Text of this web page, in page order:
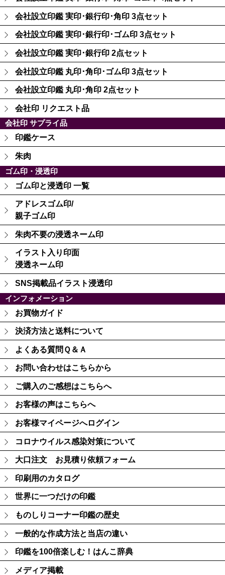
会社設立印鑑 実印･銀行印･角印 3点セット
会社設立印鑑 実印･銀行印･ゴム印 3点セット
会社設立印鑑 実印･銀行印 2点セット
会社設立印鑑 丸印･角印･ゴム印 3点セット
会社設立印鑑 丸印･角印 2点セット
会社印 リクエスト品
会社印 サプライ品
印鑑ケース
朱肉
ゴム印・浸透印
ゴム印と浸透印 一覧
アドレスゴム印/
親子ゴム印
朱肉不要の浸透ネーム印
イラスト入り印面
浸透ネーム印
SNS掲載品イラスト浸透印
インフォメーション
お買物ガイド
決済方法と送料について
よくある質問Ｑ＆Ａ
お問い合わせはこちらから
ご購入のご感想はこちらへ
お客様の声はこちらへ
お客様マイページへログイン
コロナウイルス感染対策について
大口注文 お見積り依頼フォーム
印刷用のカタログ
世界に一つだけの印鑑
ものしりコーナー印鑑の歴史
一般的な作成方法と当店の違い
印鑑を100倍楽しむ！はんこ辞典
メディア掲載